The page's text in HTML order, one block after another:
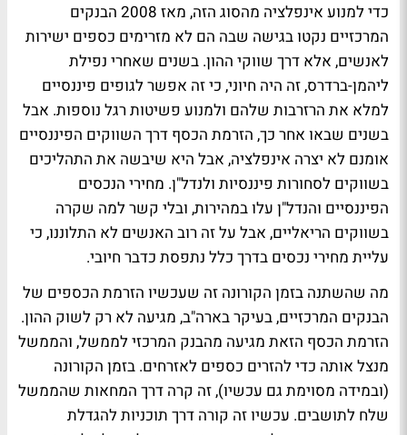
כדי למנוע אינפלציה מהסוג הזה, מאז 2008 הבנקים
המרכזיים נקטו בגישה שבה הם לא מזרימים כספים ישירות
לאנשים, אלא דרך שווקי ההון. בשנים שאחרי נפילת
ליהמן-ברדרס, זה היה חיוני, כי זה אפשר לגופים פיננסיים
למלא את הרזרבות שלהם ולמנוע פשיטות רגל נוספות. אבל
בשנים שבאו אחר כך, הזרמת הכסף דרך השווקים הפיננסיים
אומנם לא יצרה אינפלציה, אבל היא שיבשה את התהליכים
בשווקים לסחורות פיננסיות ולנדל"ן. מחירי הנכסים
הפיננסיים והנדל"ן עלו במהירות, ובלי קשר למה שקרה
בשווקים הריאליים, אבל על זה רוב האנשים לא התלוננו, כי
עליית מחירי נכסים בדרך כלל נתפסת כדבר חיובי.
מה שהשתנה בזמן הקורונה זה שעכשיו הזרמת הכספים של
הבנקים המרכזיים, בעיקר בארה"ב, מגיעה לא רק לשוק ההון.
הזרמת הכסף הזאת מגיעה מהבנק המרכזי לממשל, והממשל
מנצל אותה כדי להזרים כספים לאזרחים. בזמן הקורונה
(ובמידה מסוימת גם עכשיו), זה קרה דרך המחאות שהממשל
שלח לתושבים. עכשיו זה קורה דרך תוכניות להגדלת